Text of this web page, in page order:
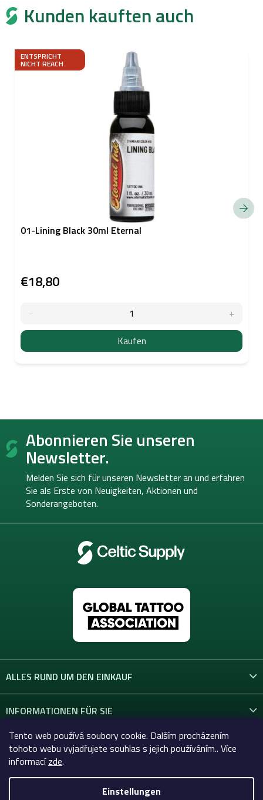
Tento web používá soubory cookie. Dalším procházením
tohoto webu vyjadřujete souhlas s jejich používáním.. Více
informacízde.
Einstellungen
Kunden kauften auch
ENTSPRICHT
NICHT REACH
01-Lining Black 30ml Eternal
€18,80
Kaufen
F
ß Abonnieren Sie unseren
Newsletter.
Melden Sie sich für unseren Newsletter an und erfahren
Sie als Erste von Neuigkeiten, Aktionen und
Sonderangeboten.
ALLES RUND UM DEN EINKAUF
INFORMATIONEN FÜR SIE
KONTAKT